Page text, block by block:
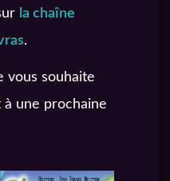
la chaîne
.
vous souhaite
une prochaine